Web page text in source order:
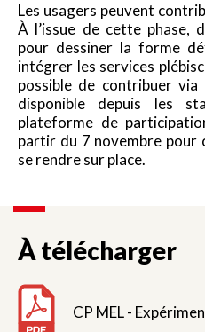
Les usagers peuvent
À l’issue de cette phase,
pour dessiner la forme
intégrer les services
possible de contribuer
disponible depuis les
plateforme de
partir du 7 novembre pour
se rendre sur place.
À télécharger
CP MEL -